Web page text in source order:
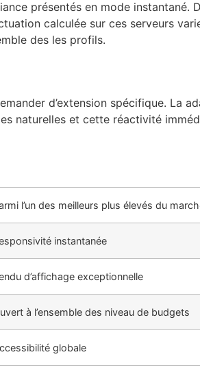
présentés en mode instantané.
calculée sur ces serveurs
des les profils.
d’extension spécifique. La
naturelles et cette réactivité
l’un des meilleurs plus élevés du
instantanée
d’affichage exceptionnelle
à l’ensemble des niveau de budgets
globale